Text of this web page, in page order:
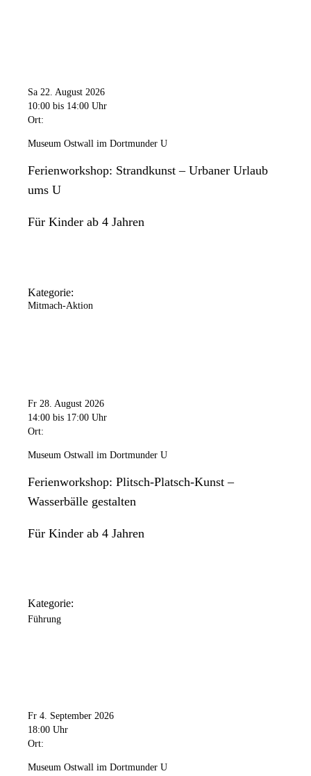
Sa 22. August 2026
10:00 bis 14:00 Uhr
Ort:
Museum Ostwall im Dortmunder U
Ferienworkshop: Strandkunst – Urbaner Urlaub
ums U
Für Kinder ab 4 Jahren
Kategorie:
Mitmach-Aktion
Fr 28. August 2026
14:00 bis 17:00 Uhr
Ort:
Museum Ostwall im Dortmunder U
Ferienworkshop: Plitsch-Platsch-Kunst –
Wasserbälle gestalten
Für Kinder ab 4 Jahren
Kategorie:
Führung
Fr 4. September 2026
18:00 Uhr
Ort:
Museum Ostwall im Dortmunder U